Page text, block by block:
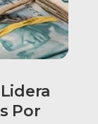
Por